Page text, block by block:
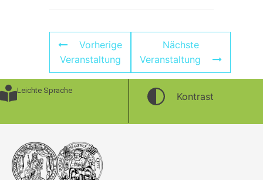
Vorherige
Veranstaltung
Nächste
Veranstaltung
Leichte Sprache
Kontrast